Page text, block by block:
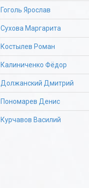
Гоголь Ярослав
Сухова Маргарита
Костылев Роман
Калиниченко Фёдор
Должанский Дмитрий
Пономарев Денис
Курчавов Василий